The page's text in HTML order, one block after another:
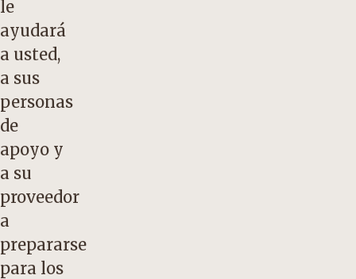
le
ayudará
a usted,
a sus
personas
de
apoyo y
a su
proveedor
a
prepararse
para los